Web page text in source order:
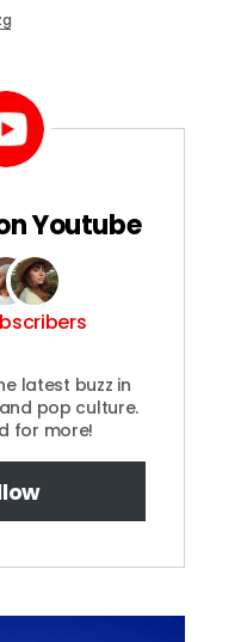
Youtube
latest buzz in
pop culture.
for more!